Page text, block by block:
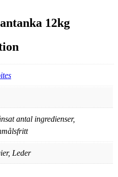
12kg
antal ingredienser,
Leder